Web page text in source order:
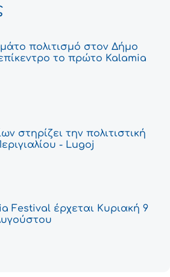
πολιτισμό στον Δήμο
το πρώτο Kalamia
στηρίζει την πολιτιστική
- Lugoj
Festival έρχεται Κυριακή 9